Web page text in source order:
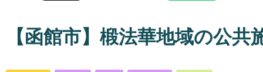
【函館市】椴法華地域の公共